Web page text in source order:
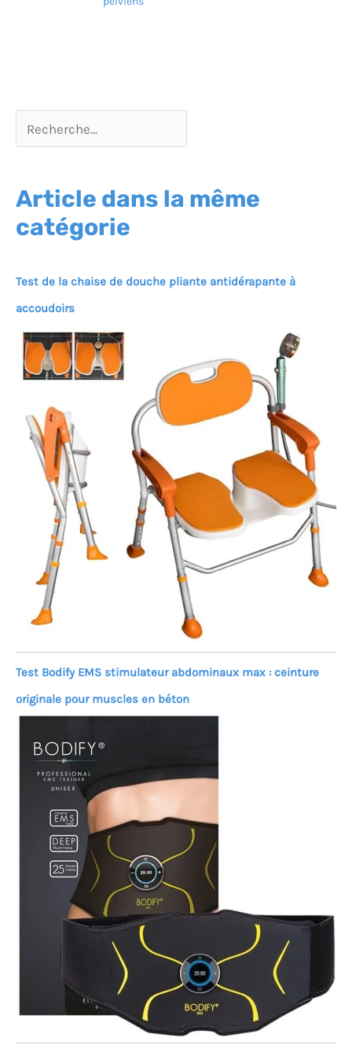
Article dans la même
catégorie
Test de la chaise de douche pliante antidérapante à
accoudoirs
Test Bodify EMS stimulateur abdominaux max : ceinture
originale pour muscles en béton